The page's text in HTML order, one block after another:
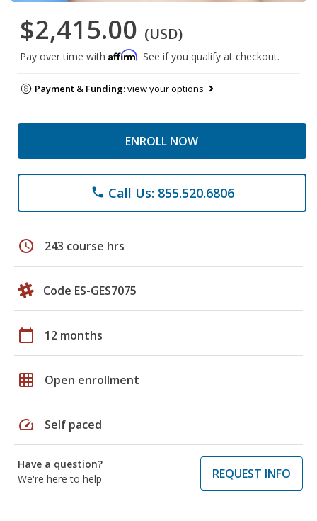
$2,415.00 (USD)
Pay over time with Affirm. See if you qualify at checkout.
Payment & Funding:view your options
ENROLL NOW
phone Call Us: 855.520.6806
schedule 243 course hrs
Code ES-GES7075
calendar_today 12 months
grid_on Open enrollment
speed Self paced
Have a question?
We're here to help
REQUEST INFO